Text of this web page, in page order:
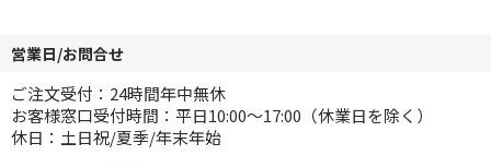
営業日/お問合せ
ご注文受付：24時間年中無休
お客様窓口受付時間：平日10:00～17:00（休業日を除く）
休日：土日祝/夏季/年末年始